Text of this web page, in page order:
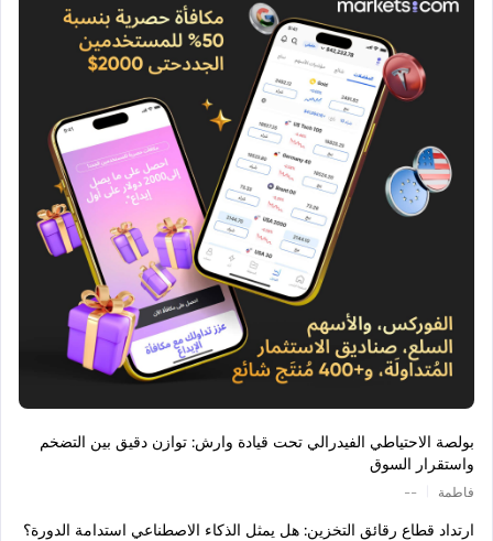
بولصة الاحتياطي الفيدرالي تحت قيادة وارش: توازن دقيق بين التضخم
واستقرار السوق
فاطمة --
ارتداد قطاع رقائق التخزين: هل يمثل الذكاء الاصطناعي استدامة الدورة؟